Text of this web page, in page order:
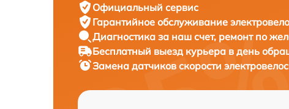
Официальный сервис
Гарантийное обслуживание
Диагностика за наш счет, ремонт по
Бесплатный выезд курьера в день
Замена датчиков скорости